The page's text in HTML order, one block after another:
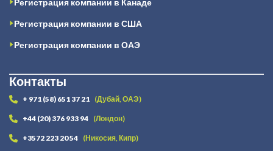
Регистрация компании в США
Регистрация компании в ОАЭ
Контакты
+ 971 (58) 651 37 21 (Дубай, ОАЭ)
+44 (20) 376 933 94 (Лондон)
+3572 223 20 54 (Никосия, Кипр)